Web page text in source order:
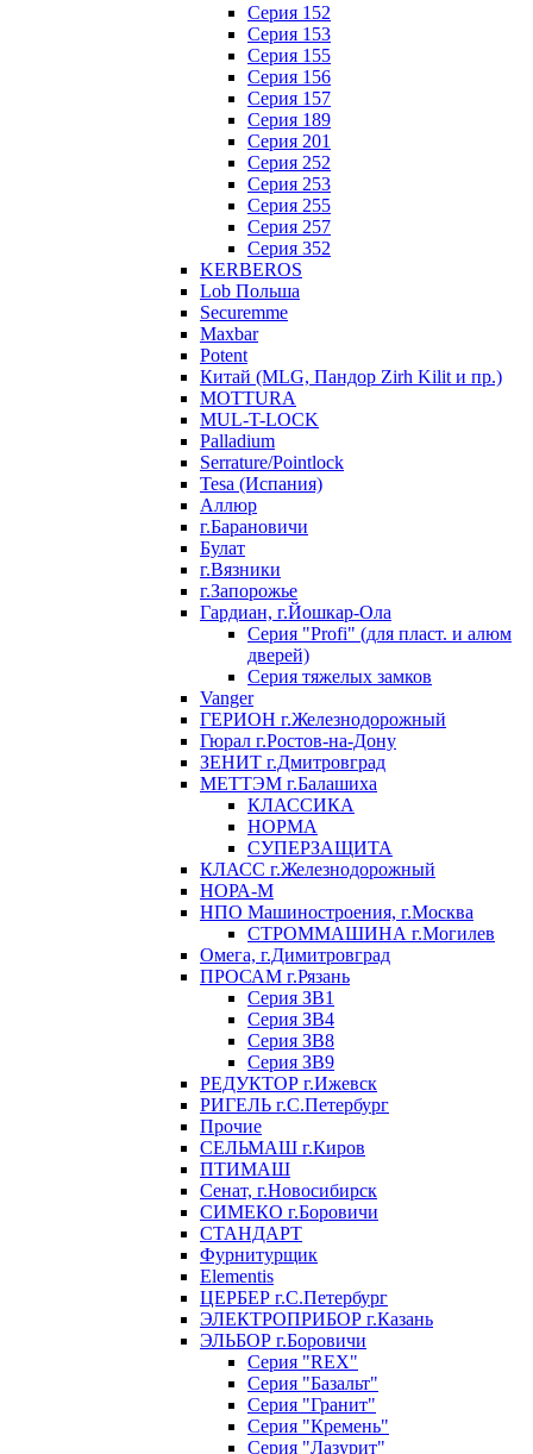
Серия 152
Серия 153
Серия 155
Серия 156
Серия 157
Серия 189
Серия 201
Серия 252
Серия 253
Серия 255
Серия 257
Серия 352
KERBEROS
Lob Польша
Securemme
Maxbar
Potent
Китай (MLG, Пандор Zirh Kilit и пр.)
MOTTURA
MUL-T-LOCK
Palladium
Serrature/Pointlock
Tesa (Испания)
Аллюр
г.Барановичи
Булат
г.Вязники
г.Запорожье
Гардиан, г.Йошкар-Ола
Серия "Profi" (для пласт. и алюм
дверей)
Серия тяжелых замков
Vanger
ГЕРИОН г.Железнодорожный
Гюрал г.Ростов-на-Дону
ЗЕНИТ г.Дмитровград
МЕТТЭМ г.Балашиха
КЛАССИКА
НОРМА
СУПЕРЗАЩИТА
КЛАСС г.Железнодорожный
НОРА-М
НПО Машиностроения, г.Москва
СТРОММАШИНА г.Могилев
Омега, г.Димитровград
ПРОСАМ г.Рязань
Серия ЗВ1
Серия ЗВ4
Серия ЗВ8
Серия ЗВ9
РЕДУКТОР г.Ижевск
РИГЕЛЬ г.С.Петербург
Прочие
СЕЛЬМАШ г.Киров
ПТИМАШ
Сенат, г.Новосибирск
СИМЕКО г.Боровичи
СТАНДАРТ
Фурнитурщик
Elementis
ЦЕРБЕР г.С.Петербург
ЭЛЕКТРОПРИБОР г.Казань
ЭЛЬБОР г.Боровичи
Серия "REX"
Серия "Базальт"
Серия "Гранит"
Серия "Кремень"
Серия "Лазурит"